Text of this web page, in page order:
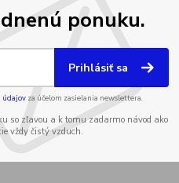
ponuku.
Prihlásiť sa
údajov za účelom zasielania newslettera.
so zľavou a k tomu zadarmo návod ako
vždy čistý vzduch.